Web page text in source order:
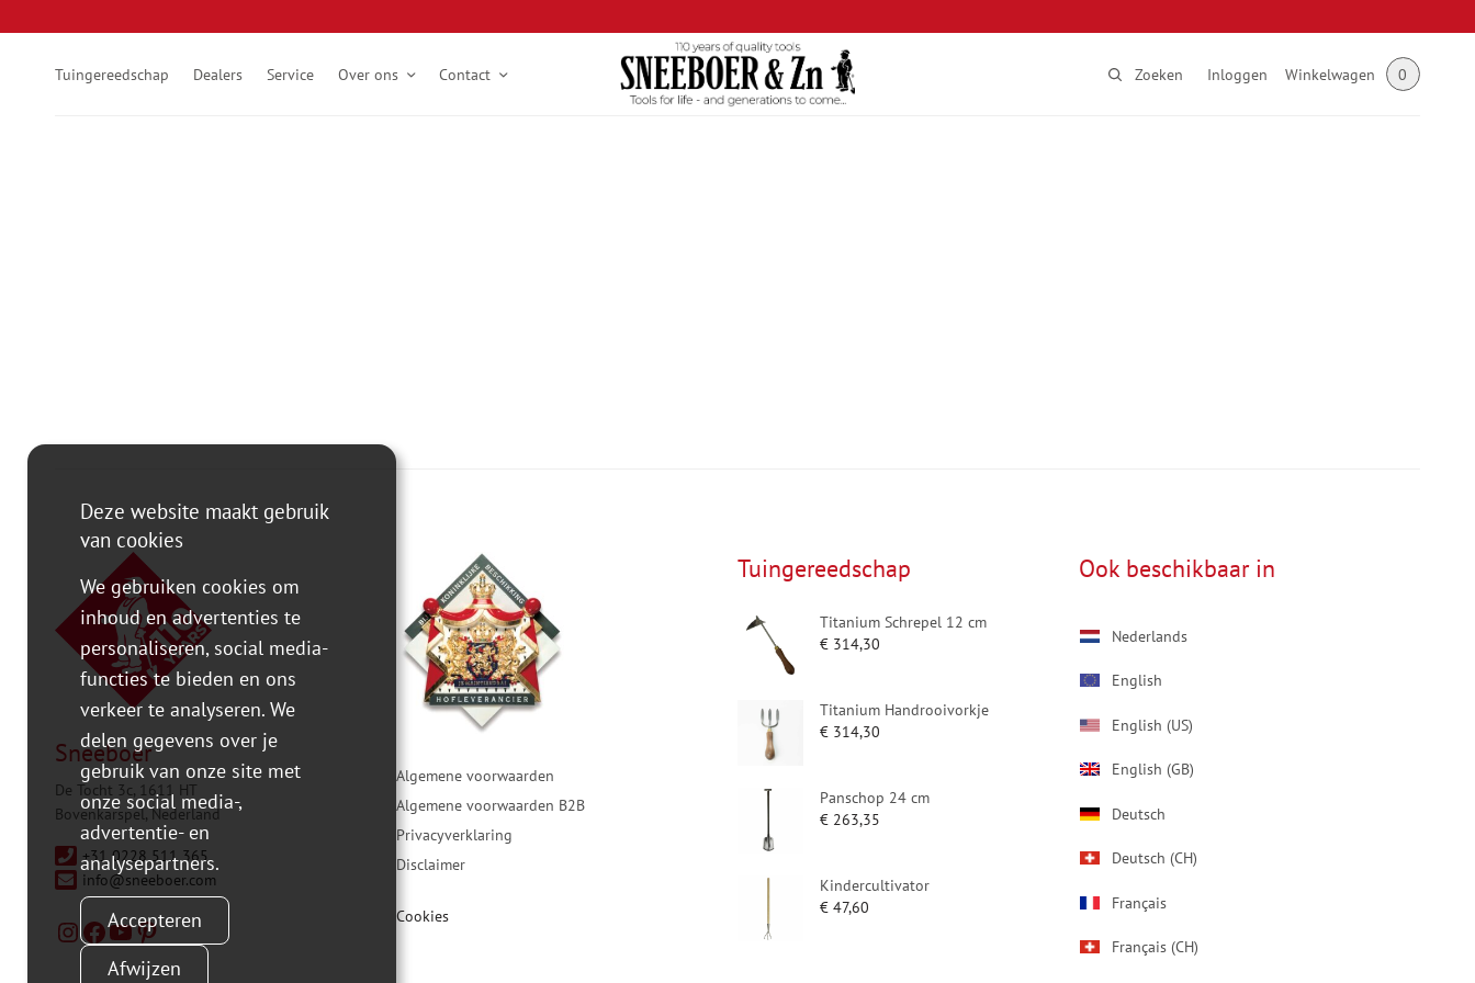
Tuingereedschap Dealers Service Over ons Contact Zoeken Inloggen Winkelwagen 0
Sneeboer
De Tocht 3c, 1611 HT
Bovenkarspel, Nederland
+31 0228 511 365
info@sneeboer.com
Algemene voorwaarden
Algemene voorwaarden B2B
Privacyverklaring
Disclaimer
Cookies
Tuingereedschap
Titanium Schrepel 12 cm
€ 314,30
Titanium Handrooivorkje
€ 314,30
Panschop 24 cm
€ 263,35
Kindercultivator
€ 47,60
Ook beschikbaar in
Nederlands
English
English (US)
English (GB)
Deutsch
Deutsch (CH)
Français
Français (CH)
Deze website maakt gebruik
van cookies
We gebruiken cookies om
inhoud en advertenties te
personaliseren, social media-
functies te bieden en ons
verkeer te analyseren. We
delen gegevens over je
gebruik van onze site met
onze social media-,
advertentie- en
analysepartners.
Accepteren
Afwijzen